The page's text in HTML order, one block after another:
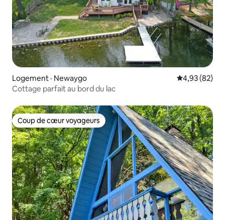
Logement · Newaygo Note
4,93 (82)
Cottage parfait au bord du lac
Coup de cœur voyageurs
Coup de cœur voyageurs